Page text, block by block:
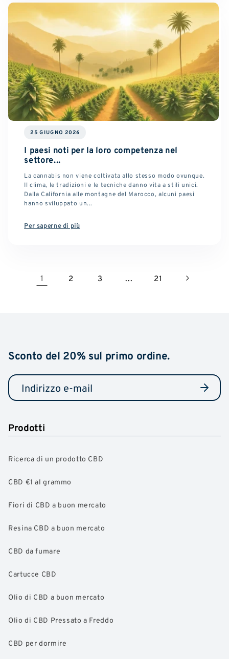
25 GIUGNO 2026
I paesi noti per la loro competenza nel
settore...
La cannabis non viene coltivata allo stesso modo ovunque.
Il clima, le tradizioni e le tecniche danno vita a stili unici.
Dalla California alle montagne del Marocco, alcuni paesi
hanno sviluppato un...
Per saperne di più
1 2 3 ... 21
Sconto del 20% sul primo ordine.
Prodotti
Ricerca di un prodotto CBD
CBD €1 al grammo
Fiori di CBD a buon mercato
Resina CBD a buon mercato
CBD da fumare
Cartucce CBD
Olio di CBD a buon mercato
Olio di CBD Pressato a Freddo
CBD per dormire